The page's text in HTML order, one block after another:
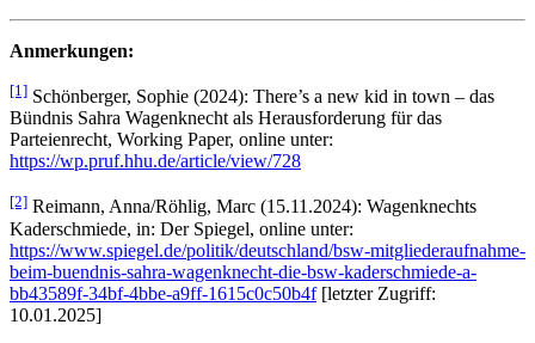
Anmerkungen:
[1] Schönberger, Sophie (2024): There’s a new kid in town – das
Bündnis Sahra Wagenknecht als Herausforderung für das
Parteienrecht, Working Paper, online unter:
https://wp.pruf.hhu.de/article/view/728
[2] Reimann, Anna/Röhlig, Marc (15.11.2024): Wagenknechts
Kaderschmiede, in: Der Spiegel, online unter:
https://www.spiegel.de/politik/deutschland/bsw-mitgliederaufnahme-
beim-buendnis-sahra-wagenknecht-die-bsw-kaderschmiede-a-
bb43589f-34bf-4bbe-a9ff-1615c0c50b4f[letzter Zugriff:
10.01.2025]